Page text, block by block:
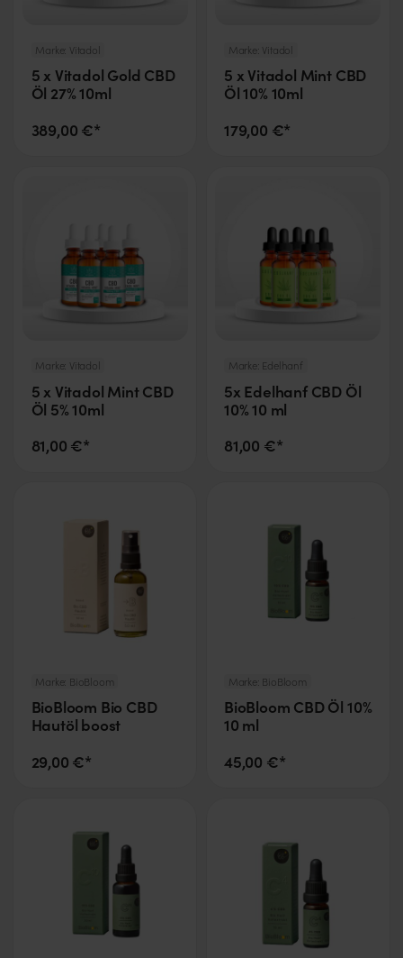
Marke: Vitadol
5 x Vitadol Gold CBD
Öl 27% 10ml
389,00 €*
Marke: Vitadol
5 x Vitadol Mint CBD
Öl 10% 10ml
179,00 €*
Marke: Vitadol
5 x Vitadol Mint CBD
Öl 5% 10ml
81,00 €*
Marke: Edelhanf
5x Edelhanf CBD Öl
10% 10 ml
81,00 €*
Marke: BioBloom
BioBloom Bio CBD
Hautöl boost
29,00 €*
Marke: BioBloom
BioBloom CBD Öl 10%
10 ml
45,00 €*